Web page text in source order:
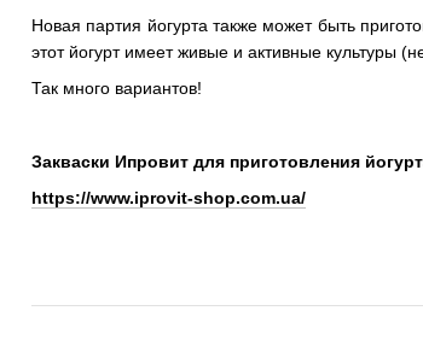
Новая партия йогурта также может быть
этот йогурт имеет живые и активные культуры
Так много вариантов!
Закваски Ипровит для приготовления
https://www.iprovit-shop.com.ua/